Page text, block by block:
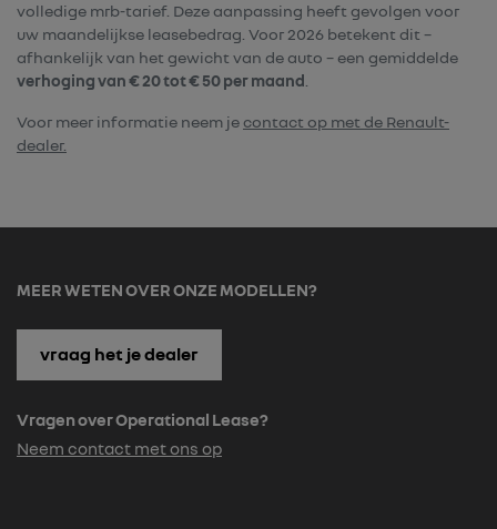
volledige mrb-tarief. Deze aanpassing heeft gevolgen voor
uw maandelijkse leasebedrag. Voor 2026 betekent dit –
afhankelijk van het gewicht van de auto – een gemiddelde
verhoging van € 20 tot € 50 per maand
Voor meer informatie neem jecontact op met de Renault-
dealer.
MEER WETEN OVER ONZE MODELLEN?
vraag het je dealer
Vragen over Operational Lease?
Neem contact met ons op